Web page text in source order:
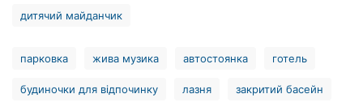
Кропивницький
дитячий майданчик
парковка жива музика автостоянка готель
будиночки для відпочинку лазня закритий басейн